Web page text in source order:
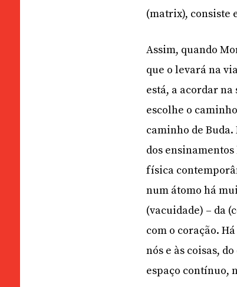
(matrix), consiste
Assim, quando
que o levará na
está, a acordar na
escolhe o
caminho de
dos
física
num átomo há
(vacuidade) – da
com o coração.
nós e às coisas,
espaço contínuo,